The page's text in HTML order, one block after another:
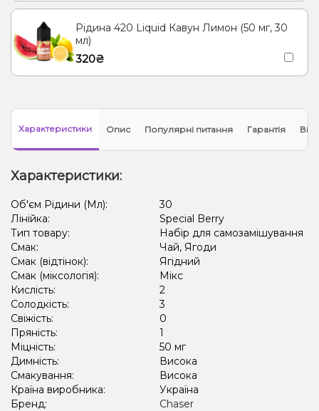
Рідина 420 Liquid Кавун Лимон (50 мг, 30
мл)
320₴
Характеристики Опис Популярні питання Гарантія
Характеристики:
Об'єм Рідини (Мл):
30
Лінійка:
Special Berry
Тип товару:
Набір для самозамішування
Смак:
Чай, Ягоди
Смак (відтінок):
Ягідний
Смак (міксологія):
Мікс
Кислість:
2
Солодкість:
3
Свіжість:
0
Пряність:
1
Міцність:
50 мг
Димність:
Висока
Смакування:
Висока
Країна виробника:
Україна
Бренд:
Chaser